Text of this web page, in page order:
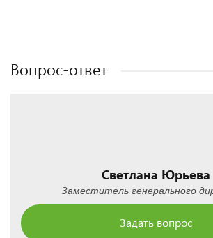
Вопрос-ответ
Светлана Юрьева
Заместитель генерального
Задать вопрос